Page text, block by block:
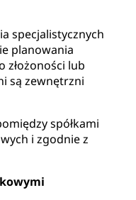
specjalistycznych
planowania
złożoności lub
są zewnętrzni
spółkami
i zgodnie z